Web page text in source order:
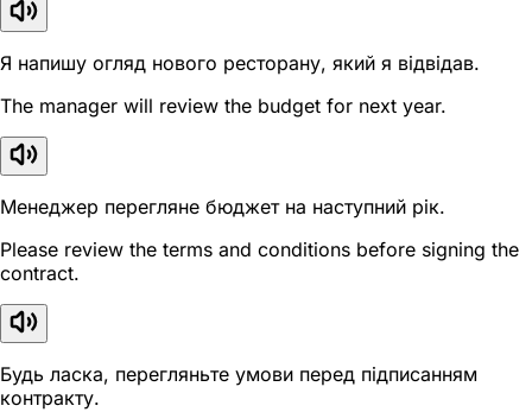
Я напишу огляд нового ресторану, який я відвідав.
The manager will review the budget for next year.
Менеджер перегляне бюджет на наступний рік.
Please review the terms and conditions before signing the
contract.
Будь ласка, перегляньте умови перед підписанням
контракту.